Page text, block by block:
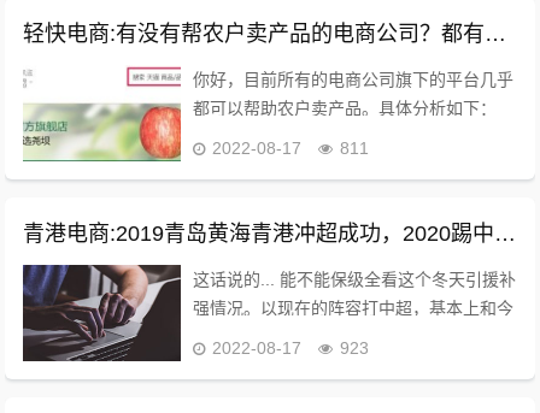
售、...
轻快电商:有没有帮农户卖产品的电商公司？都有哪些呢？
你好，目前所有的电商公司旗下的平台几乎
都可以帮助农户卖产品。具体分析如下：
是差而...
2022-08-17 811
青港电商:2019青岛黄海青港冲超成功，2020踢中超青岛会保级吗？
这话说的... 能不能保级全看这个冬天引援补
强情况。以现在的阵容打中超，基本上和今
2022-08-17 923